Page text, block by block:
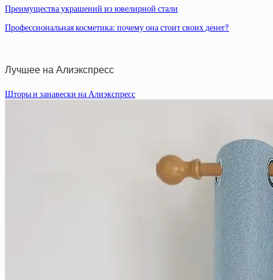
Преимущества украшений из ювелирной стали
Профессиональная косметика: почему она стоит своих денег?
Лучшее на Алиэкспресс
Шторы и занавески на Алиэкспресс